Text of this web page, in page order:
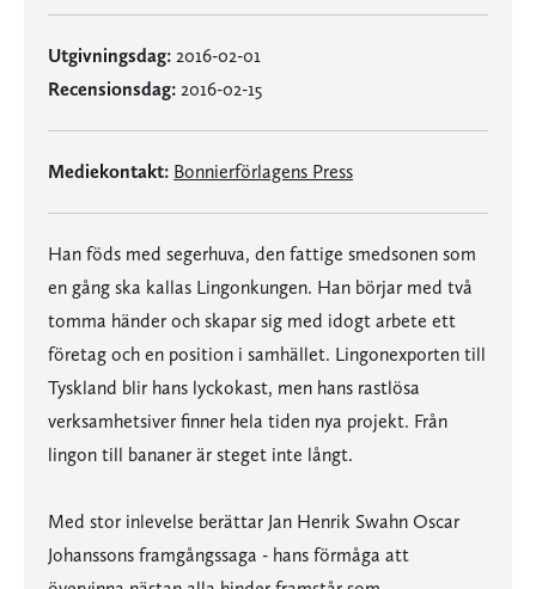
Utgivningsdag: 2016-02-01
Recensionsdag: 2016-02-15
Mediekontakt: Bonnierförlagens Press
Han föds med segerhuva, den fattige smedsonen som
en gång ska kallas Lingonkungen. Han börjar med två
tomma händer och skapar sig med idogt arbete ett
företag och en position i samhället. Lingonexporten till
Tyskland blir hans lyckokast, men hans rastlösa
verksamhetsiver finner hela tiden nya projekt. Från
lingon till bananer är steget inte långt.
Med stor inlevelse berättar Jan Henrik Swahn Oscar
Johanssons framgångssaga - hans förmåga att